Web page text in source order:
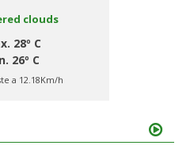
clouds
28º C
26º C
a 12.18Km/h